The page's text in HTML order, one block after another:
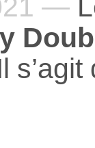
—
s’agit